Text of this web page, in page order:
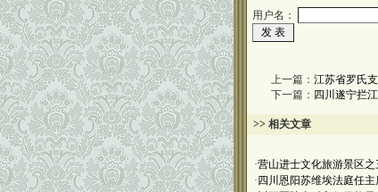
用户名：
上一篇： 江苏省罗氏
下一篇： 四川遂宁拦
>> 相关文章
·营山进士文化旅游景区
· 四川恩阳苏维埃法庭任主